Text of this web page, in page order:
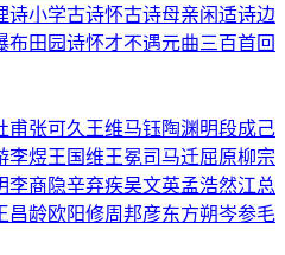
诗小学古诗怀古诗母亲闲适诗边
布田园诗怀才不遇元曲三百首回
甫张可久 王维马钰陶渊明段成己
李煜王国维王冕司马迁屈原柳宗
李商隐辛弃疾吴文英孟浩然江总
昌龄欧阳修周邦彦东方朔岑参毛